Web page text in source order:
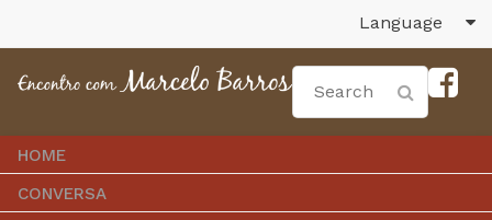
Language
HOME
CONVERSA